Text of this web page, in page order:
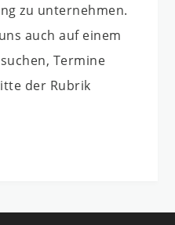
zu unternehmen.
auch auf einem
Termine
der Rubrik